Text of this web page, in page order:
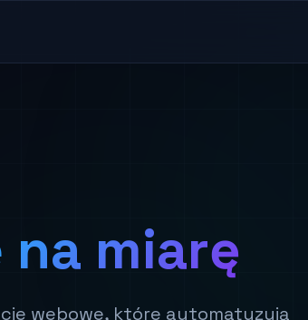
miarę
webowe, które automatyzują